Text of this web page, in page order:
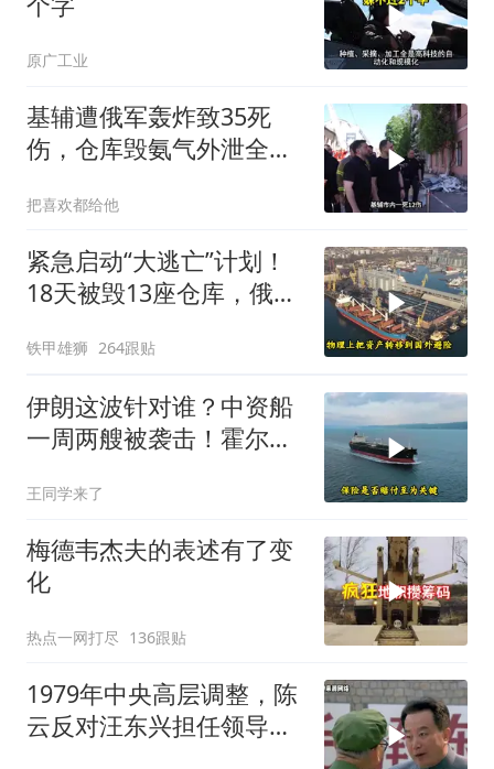
原广工业
基辅遭俄军轰炸致35死
伤，仓库毁氨气外泄全城
把喜欢都给他
紧急启动“大逃亡”计划！
18天被毁13座仓库，俄电
策
铁甲雄狮 264跟贴
伊朗这波针对谁？中资船
一周两艘被袭击！霍尔木
彻底破灭！
王同学来了
梅德韦杰夫的表述有了变
化
热点一网打尽 136跟贴
1979年中央高层调整，陈
云反对汪东兴担任领导职